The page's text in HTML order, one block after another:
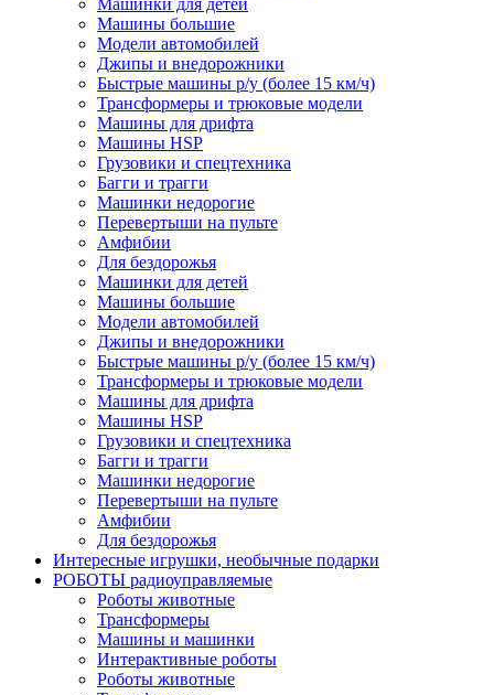
Машины большие
Модели автомобилей
Джипы и внедорожники
Быстрые машины р/у (более 15 км/ч)
Трансформеры и трюковые модели
Машины для дрифта
Машины HSP
Грузовики и спецтехника
Багги и трагги
Машинки недорогие
Перевертыши на пульте
Амфибии
Для бездорожья
Машинки для детей
Машины большие
Модели автомобилей
Джипы и внедорожники
Быстрые машины р/у (более 15 км/ч)
Трансформеры и трюковые модели
Машины для дрифта
Машины HSP
Грузовики и спецтехника
Багги и трагги
Машинки недорогие
Перевертыши на пульте
Амфибии
Для бездорожья
Интересные игрушки, необычные подарки
РОБОТЫ радиоуправляемые
Роботы животные
Трансформеры
Машины и машинки
Интерактивные роботы
Роботы животные